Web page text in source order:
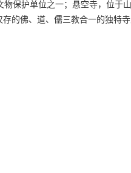
保护单位之一；悬空寺，位
佛、道、儒三教合一的独特